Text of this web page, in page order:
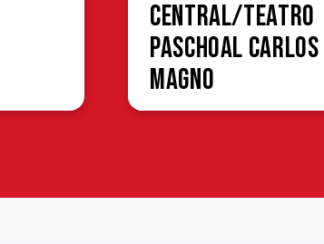
Central/Teatro
Paschoal Carlos
Magno